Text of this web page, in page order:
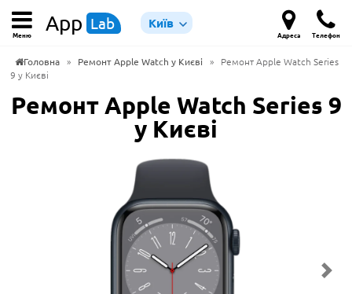
Меню App Lab Київ
Адреса Телефон
Головна » Ремонт Apple Watch у Києві »
Ремонт Apple Watch Series
9 у Києві
Ремонт Apple Watch Series 9
у Києві